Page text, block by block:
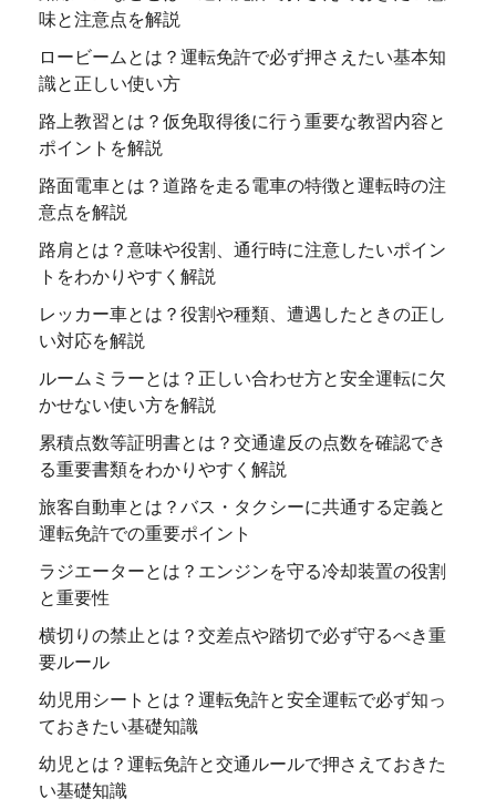
味と注意点を解説
ロービームとは？運転免許で必ず押さえたい基本知
識と正しい使い方
路上教習とは？仮免取得後に行う重要な教習内容と
ポイントを解説
路面電車とは？道路を走る電車の特徴と運転時の注
意点を解説
路肩とは？意味や役割、通行時に注意したいポイン
トをわかりやすく解説
レッカー車とは？役割や種類、遭遇したときの正し
い対応を解説
ルームミラーとは？正しい合わせ方と安全運転に欠
かせない使い方を解説
累積点数等証明書とは？交通違反の点数を確認でき
る重要書類をわかりやすく解説
旅客自動車とは？バス・タクシーに共通する定義と
運転免許での重要ポイント
ラジエーターとは？エンジンを守る冷却装置の役割
と重要性
横切りの禁止とは？交差点や踏切で必ず守るべき重
要ルール
幼児用シートとは？運転免許と安全運転で必ず知っ
ておきたい基礎知識
幼児とは？運転免許と交通ルールで押さえておきた
い基礎知識